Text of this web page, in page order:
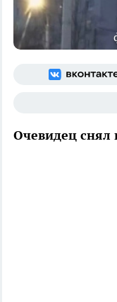
Очевидец снял